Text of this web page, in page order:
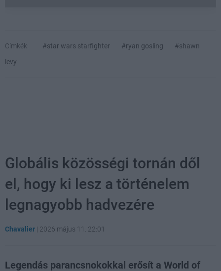
Címkék: #star wars starfighter #ryan gosling
#shawn
levy
Globális közösségi tornán dől
el, hogy ki lesz a történelem
legnagyobb hadvezére
Chavalier | 2026 május 11. 22:01
Legendás parancsnokokkal erősít a World of